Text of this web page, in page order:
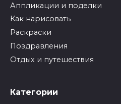
Аппликации и поделки
Как нарисовать
Раскраски
Поздравления
Отдых и путешествия
Категории